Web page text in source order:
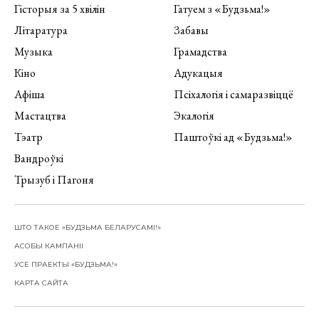
Гісторыя за 5 хвілін
Літаратура
Музыка
Кіно
Афіша
Мастацтва
Тэатр
Вандроўкі
Трызуб і Пагоня
Гатуем з «Будзьма!»
Забавы
Грамадства
Адукацыя
Псіхалогія і самаразвіццё
Экалогія
Паштоўкі ад «Будзьма!»
ШТО ТАКОЕ «БУДЗЬМА БЕЛАРУСАМІ!»
АСОБЫ КАМПАНІІ
УСЕ ПРАЕКТЫ «БУДЗЬМА!»
КАРТА САЙТА